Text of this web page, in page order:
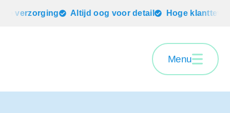
verzorging Altijd oog voor detail Hoge
Menu